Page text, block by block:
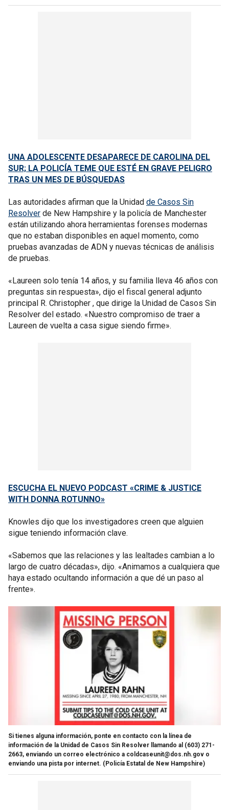
UNA ADOLESCENTE DESAPARECE DE CAROLINA DEL
SUR; LA POLICÍA TEME QUE ESTÉ EN GRAVE PELIGRO
TRAS UN MES DE BÚSQUEDAS
Las autoridades afirman que la Unidad de Casos Sin
Resolver de New Hampshire y la policía de Manchester
están utilizando ahora herramientas forenses modernas
que no estaban disponibles en aquel momento, como
pruebas avanzadas de ADN y nuevas técnicas de análisis
de pruebas.
«Laureen solo tenía 14 años, y su familia lleva 46 años con
preguntas sin respuesta», dijo el fiscal general adjunto
principal R. Christopher , que dirige la Unidad de Casos Sin
Resolver del estado. «Nuestro compromiso de traer a
Laureen de vuelta a casa sigue siendo firme».
ESCUCHA EL NUEVO PODCAST «CRIME & JUSTICE
WITH DONNA ROTUNNO»
Knowles dijo que los investigadores creen que alguien
sigue teniendo información clave.
«Sabemos que las relaciones y las lealtades cambian a lo
largo de cuatro décadas», dijo. «Animamos a cualquiera que
haya estado ocultando información a que dé un paso al
frente».
Si tienes alguna información, ponte en contacto con la línea de
información de la Unidad de Casos Sin Resolver llamando al (603) 271-
2663, enviando un correo electrónico a coldcaseunit@dos.nh.gov o
enviando una pista por internet. (Policía Estatal de New Hampshire)